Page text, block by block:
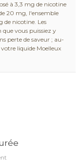
à 3,3 mg de nicotine
20 mg, l'ensemble
de nicotine. Les
que vous puissiez y
perte de saveur ; au-
liquide Moelleux